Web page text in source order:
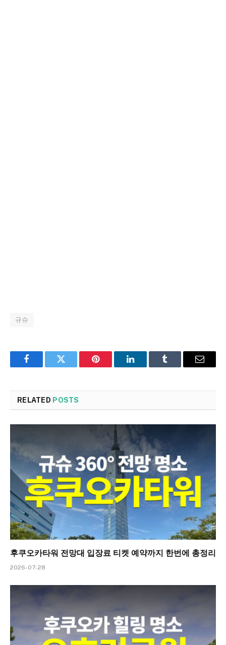
규슈
FacebookTwitter Pinterest LinkedInTumblr Email
RELATED POSTS
후쿠오카타워 전망대 입장료 티켓 예약까지 한번에 총정리
2026-07-28